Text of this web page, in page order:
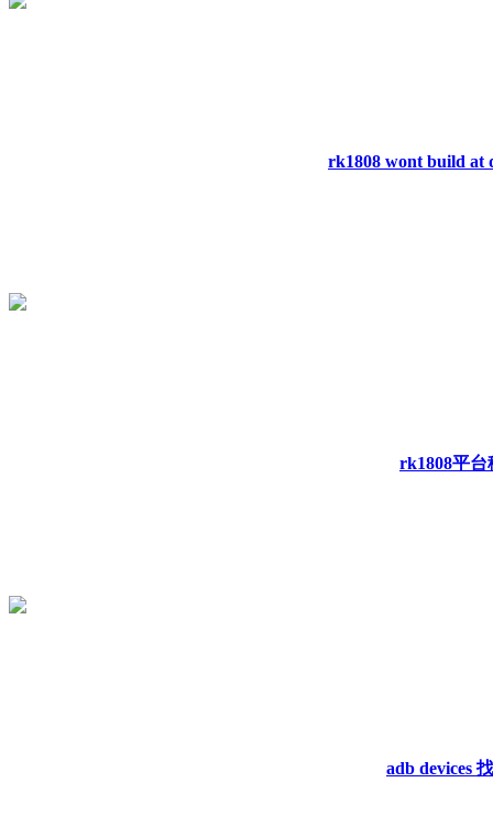
rk1808 wont build at
rk1808平台
adb devices